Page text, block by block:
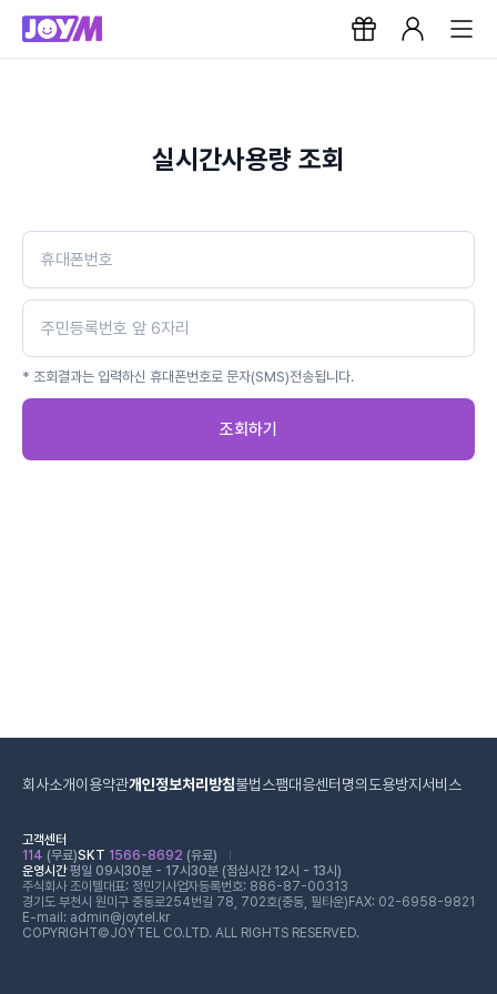
실시간사용량 조회
* 조회결과는 입력하신 휴대폰번호로 문자(SMS)전송됩니다.
조회하기
회사소개이용약관개인정보처리방침불법스팸대응센터 명의도용방지서비스
고객센터
114 (무료)SKT 1566-8692 (유료)
운영시간평일 09시30분 - 17시30분 (점심시간 12시 - 13시)
주식회사 조이텔대표: 정민기 사업자등록번호: 886-87-00313
경기도 부천시 원미구 중동로254번길 78, 702호(중동, 필타운) FAX: 02-6958-9821
E-mail: admin@joytel.kr
COPYRIGHT©JOYTEL CO.LTD. ALL RIGHTS RESERVED.